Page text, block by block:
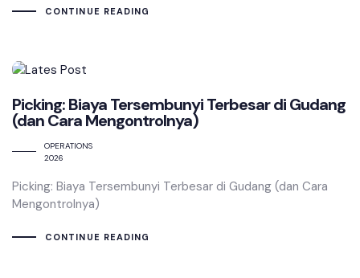
CONTINUE READING
Picking: Biaya Tersembunyi Terbesar di Gudang
(dan Cara Mengontrolnya)
OPERATIONS
2026
Picking: Biaya Tersembunyi Terbesar di Gudang (dan Cara
Mengontrolnya)
CONTINUE READING